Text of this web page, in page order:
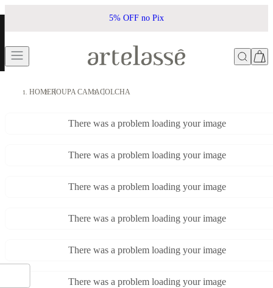
5% OFF no Pix
HOMEROUPA CAMACOLCHA
There was a problem loading your image
There was a problem loading your image
There was a problem loading your image
There was a problem loading your image
There was a problem loading your image
There was a problem loading your image